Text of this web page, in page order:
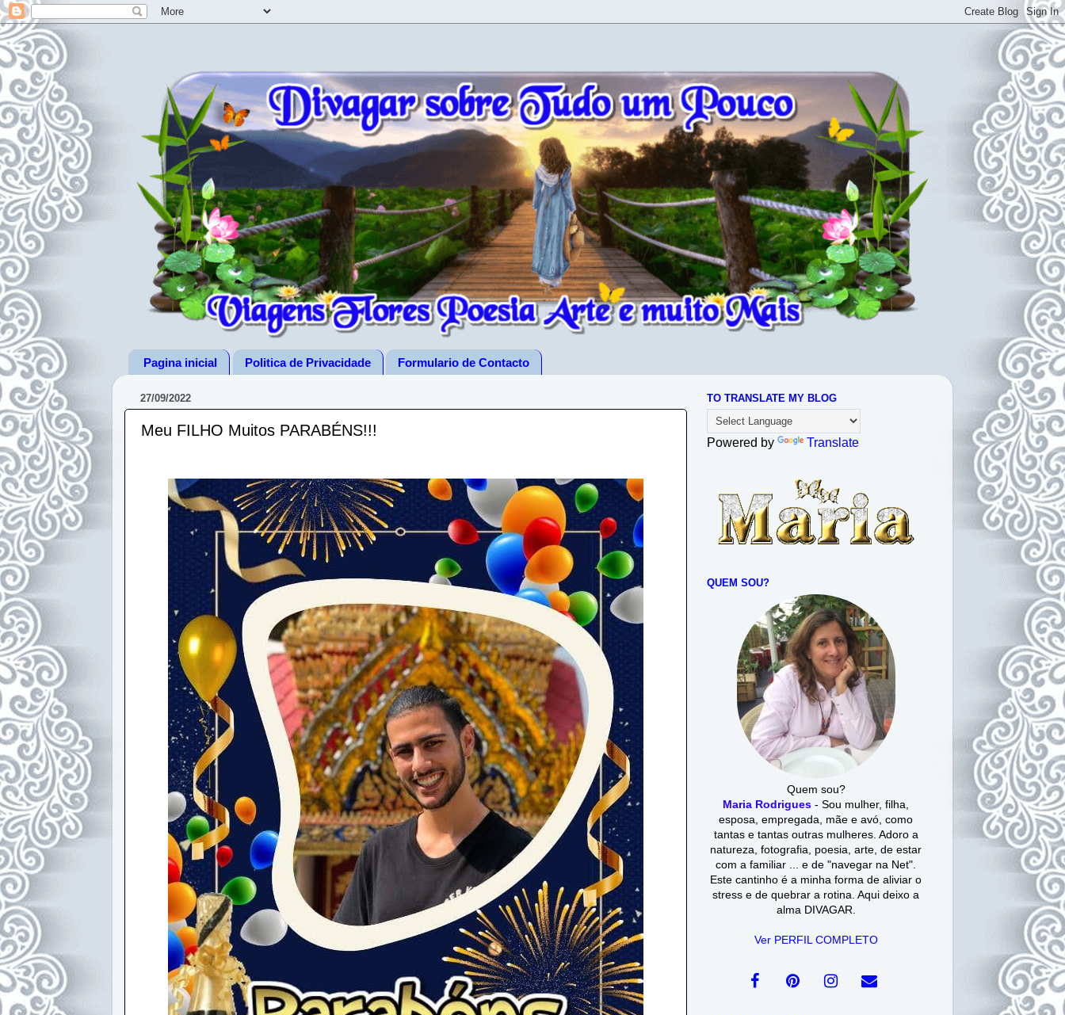
Pagina inicial Politica de Privacidade Formulario de Contacto
27/09/2022
Meu FILHO Muitos PARABÉNS!!!
TO TRANSLATE MY BLOG
Powered by Translate
QUEM SOU?
Quem sou?
Maria Rodrigues - Sou mulher, filha,
esposa, empregada, mãe e avó, como
tantas e tantas outras mulheres. Adoro a
natureza, fotografia, poesia, arte, de estar
com a familiar ... e de "navegar na Net".
Este cantinho é a minha forma de aliviar o
stress e de quebrar a rotina. Aqui deixo a
alma DIVAGAR.
Ver PERFIL COMPLETO